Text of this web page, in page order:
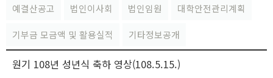
예결산공고 법인이사회 법인임원 대학안전관리계획
기부금 모금액 및 활용실적 기타정보공개
원기 108년 성년식 축하 영상(108.5.15.)